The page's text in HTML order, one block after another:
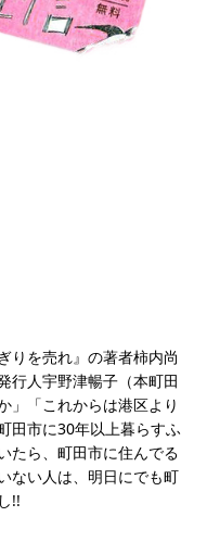
りを売れ』の著者柿内尚
行人宇野津暢子（本町田
」「これからは港区より
田市に30年以上暮らすふ
たら、町田市に住んでる
ない人は、明日にでも町
!!